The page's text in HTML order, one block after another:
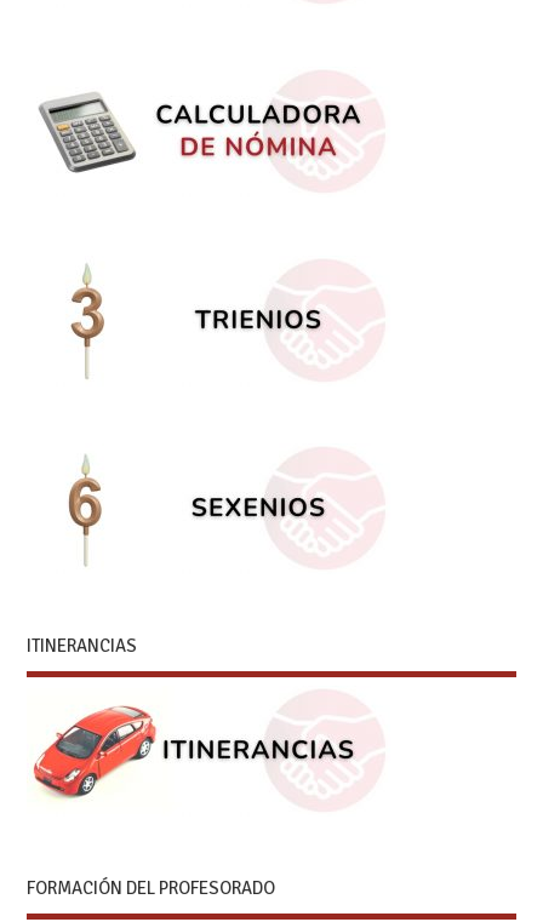
ITINERANCIAS
FORMACIÓN DEL PROFESORADO